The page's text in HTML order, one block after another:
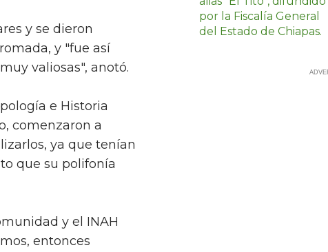
y se dieron
y "fue así
valiosas", anotó.
e Historia
comenzaron a
ya que tenían
que su polifonía
y el INAH
entonces